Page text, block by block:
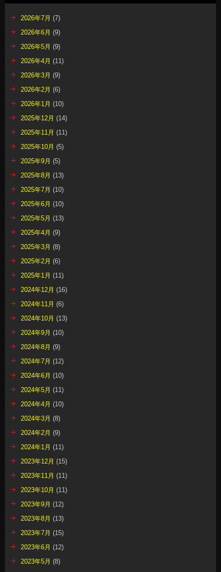
2026年7月 (7)
2026年6月 (9)
2026年5月 (9)
2026年4月 (11)
2026年3月 (9)
2026年2月 (6)
2026年1月 (10)
2025年12月 (14)
2025年11月 (11)
2025年10月 (5)
2025年9月 (5)
2025年8月 (13)
2025年7月 (10)
2025年6月 (10)
2025年5月 (13)
2025年4月 (9)
2025年3月 (8)
2025年2月 (6)
2025年1月 (11)
2024年12月 (16)
2024年11月 (6)
2024年10月 (13)
2024年9月 (10)
2024年8月 (9)
2024年7月 (12)
2024年6月 (10)
2024年5月 (11)
2024年4月 (10)
2024年3月 (8)
2024年2月 (9)
2024年1月 (11)
2023年12月 (15)
2023年11月 (11)
2023年10月 (11)
2023年9月 (12)
2023年8月 (13)
2023年7月 (15)
2023年6月 (12)
2023年5月 (8)